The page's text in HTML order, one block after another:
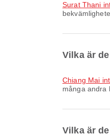
Surat Thani
Vilka är
Chiang Mai
många andra
Vilka är